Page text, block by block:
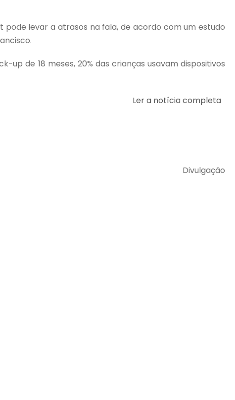
levar a atrasos na fala, de acordo com um estudo
up de 18 meses, 20% das crianças usavam dispositivos
Ler a notícia completa
Divulgação